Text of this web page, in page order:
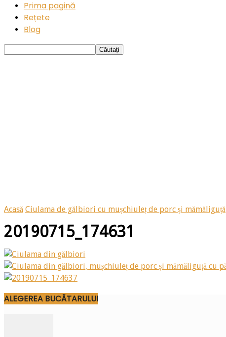
Prima pagină
Rețete
Blog
Acasă Ciulama de gălbiori cu mușchiuleț de porc și mămăliguță
20190715_174631
ALEGEREA BUCĂTARULUI